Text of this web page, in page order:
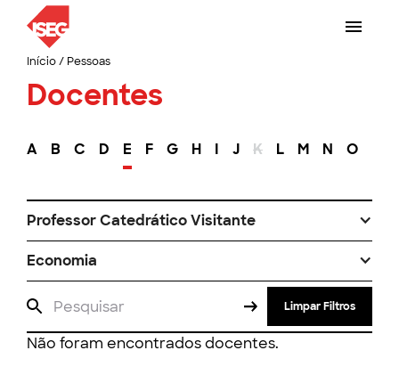
Início/ Pessoas
Docentes
A B C D E F G H I J K L M N O
Professor Catedrático Visitante
Economia
Limpar Filtros
Não foram encontrados docentes.